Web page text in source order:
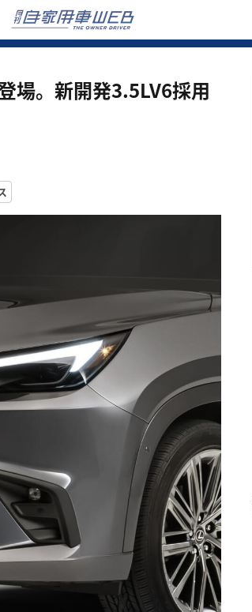
場。新開発3.5LV6採用